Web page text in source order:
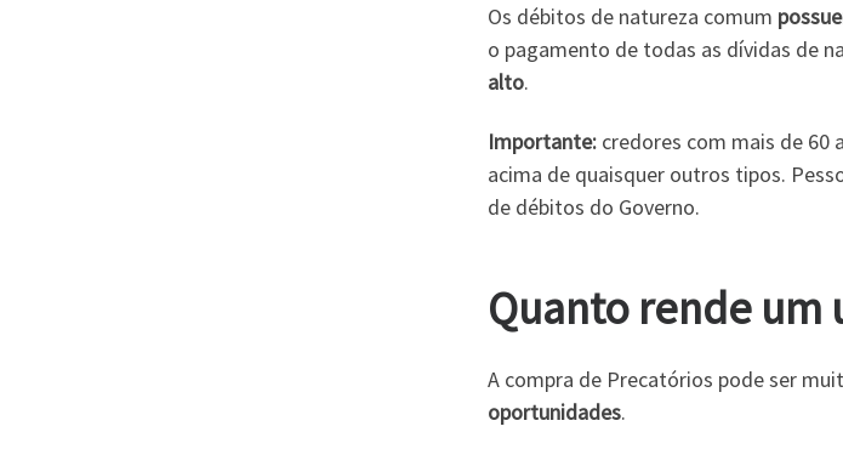
Os débitos de natureza comum
o pagamento de todas as dívidas de
alto.
Importante: credores com mais de 60
acima de quaisquer outros tipos.
de débitos do Governo.
Quanto rende um
A compra de Precatórios pode ser
oportunidades.